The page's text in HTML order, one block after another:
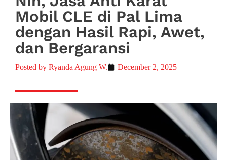
Mobil CLE di Pal Lima
dengan Hasil Rapi, Awet,
dan Bergaransi
Posted by Ryanda Agung W. December 2, 2025